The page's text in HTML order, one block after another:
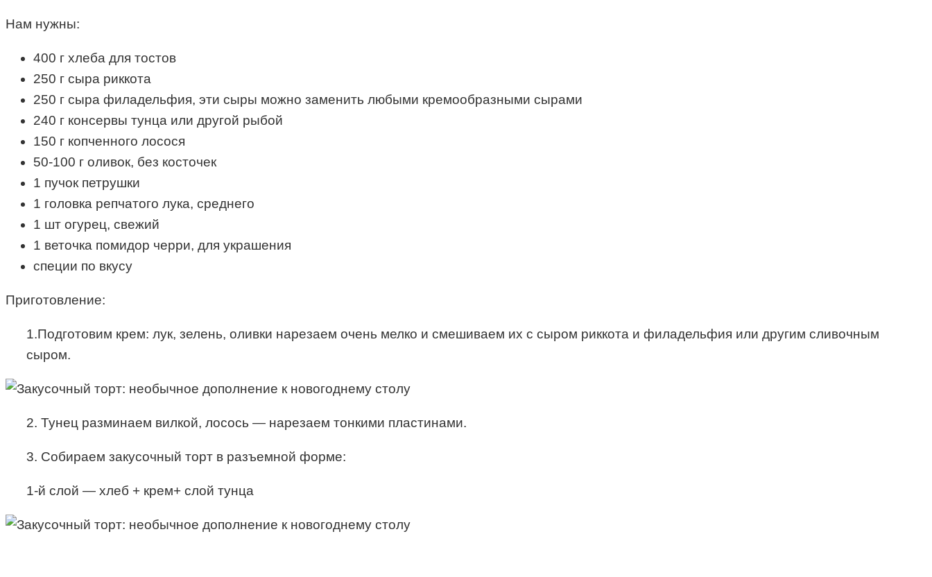
Нам нужны:
400 г хлеба для тостов
250 г сыра риккота
250 г сыра филадельфия, эти сыры можно заменить любыми кремообразными сырами
240 г консервы тунца или другой рыбой
150 г копченного лосося
50-100 г оливок, без косточек
1 пучок петрушки
1 головка репчатого лука, среднего
1 шт огурец, свежий
1 веточка помидор черри, для украшения
специи по вкусу
Приготовление:
1.Подготовим крем: лук, зелень, оливки нарезаем очень мелко и смешиваем их с сыром риккота и филадельфия или другим сливочным
сыром.
2. Тунец разминаем вилкой, лосось — нарезаем тонкими пластинами.
3. Собираем закусочный торт в разъемной форме:
1-й слой — хлеб + крем+ слой тунца